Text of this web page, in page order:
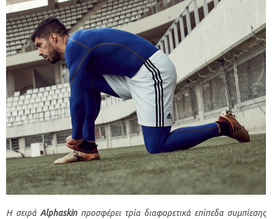
Η σειρά Alphaskinπροσφέρει τρία διαφορετικά επίπεδα συμπίεσης